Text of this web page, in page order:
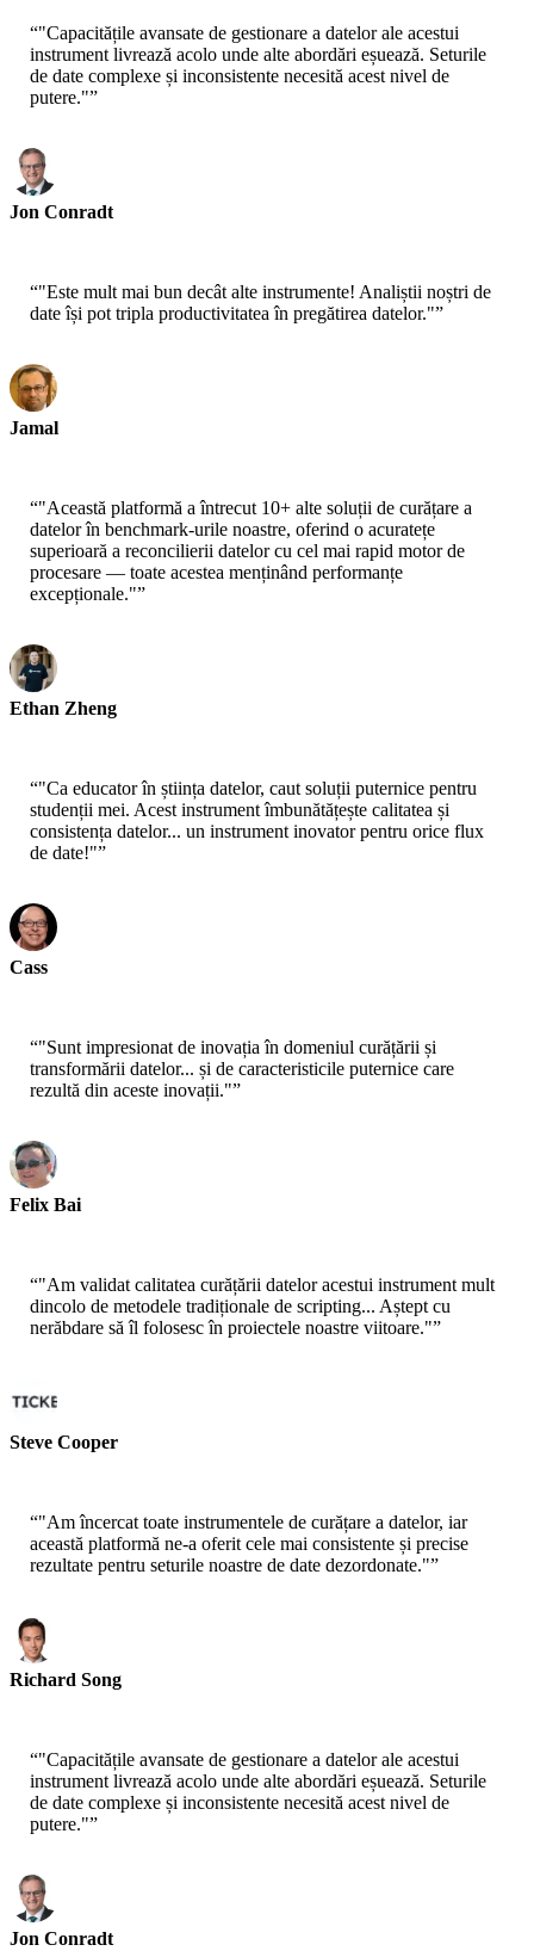
“"Capacitățile avansate de gestionare a datelor ale acestui
instrument livrează acolo unde alte abordări eșuează. Seturile
de date complexe și inconsistente necesită acest nivel de
putere."”
Jon Conradt
“"Este mult mai bun decât alte instrumente! Analiștii noștri de
date își pot tripla productivitatea în pregătirea datelor."”
Jamal
“"Această platformă a întrecut 10+ alte soluții de curățare a
datelor în benchmark-urile noastre, oferind o acuratețe
superioară a reconcilierii datelor cu cel mai rapid motor de
procesare — toate acestea menținând performanțe
excepționale."”
Ethan Zheng
“"Ca educator în știința datelor, caut soluții puternice pentru
studenții mei. Acest instrument îmbunătățește calitatea și
consistența datelor... un instrument inovator pentru orice flux
de date!"”
Cass
“"Sunt impresionat de inovația în domeniul curățării și
transformării datelor... și de caracteristicile puternice care
rezultă din aceste inovații."”
Felix Bai
“"Am validat calitatea curățării datelor acestui instrument mult
dincolo de metodele tradiționale de scripting... Aștept cu
nerăbdare să îl folosesc în proiectele noastre viitoare."”
Steve Cooper
“"Am încercat toate instrumentele de curățare a datelor, iar
această platformă ne-a oferit cele mai consistente și precise
rezultate pentru seturile noastre de date dezordonate."”
Richard Song
“"Capacitățile avansate de gestionare a datelor ale acestui
instrument livrează acolo unde alte abordări eșuează. Seturile
de date complexe și inconsistente necesită acest nivel de
putere."”
Jon Conradt